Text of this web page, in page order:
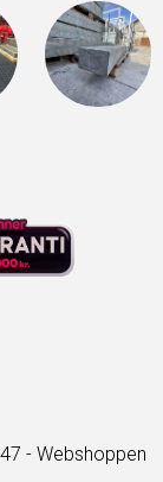
- Webshoppen